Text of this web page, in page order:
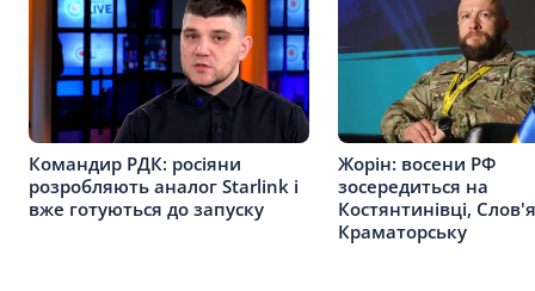
Командир РДК: росіяни
розробляють аналог Starlink і
вже готуються до запуску
Жорін: восени РФ
зосередиться на
Костянтинівці,
Краматорську